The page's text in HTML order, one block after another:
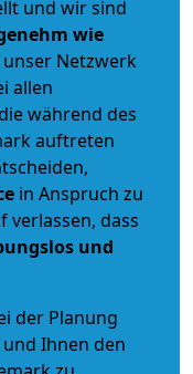
und wir sind
wie
Netzwerk
allen
während des
auftreten
in Anspruch zu
verlassen, dass
und
der Planung
Ihnen den